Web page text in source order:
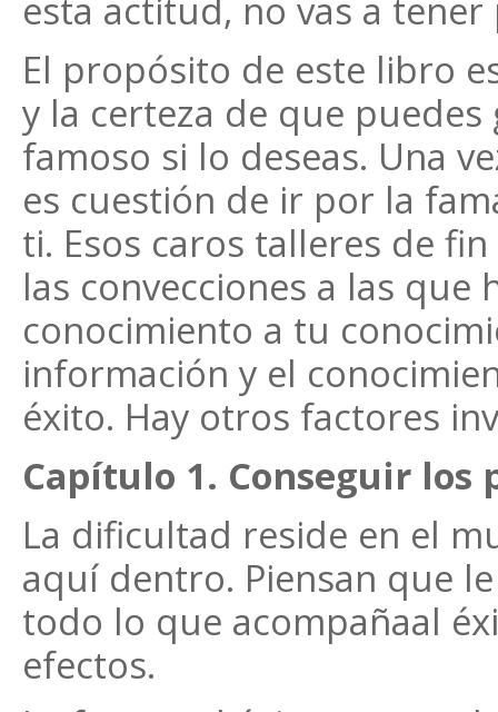
esta actitud, no vas a
El propósito de este libro
y la certeza de que
famoso si lo deseas. Una
es cuestión de ir por la
ti. Esos caros talleres de
las convecciones a las
conocimiento a tu
información y el
éxito. Hay otros factores
Capítulo 1. Conseguir los
La dificultad reside en el
aquí dentro. Piensan que
todo lo que acompañaal
efectos.